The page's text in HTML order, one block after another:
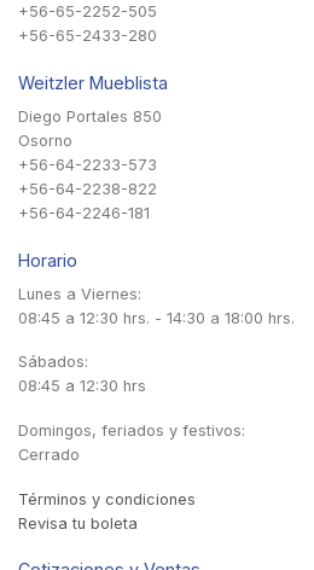
+56-65-2252-505
+56-65-2433-280
Weitzler Mueblista
Diego Portales 850
Osorno
+56-64-2233-573
+56-64-2238-822
+56-64-2246-181
Horario
Lunes a Viernes:
08:45 a 12:30 hrs. - 14:30 a 18:00 hrs.
Sábados:
08:45 a 12:30 hrs
Domingos, feriados y festivos:
Cerrado
Términos y condiciones
Revisa tu boleta